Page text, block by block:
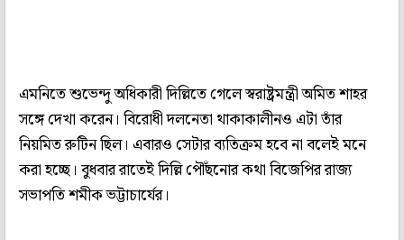
এমনিতে শুভেন্দু অধিকারী দিল্লিতে গেলে স্বরাষ্ট্রমন্ত্রী অমিত শাহর
সঙ্গে দেখা করেন। বিরোধী দলনেতা থাকাকালীনও এটা তাঁর
নিয়মিত রুটিন ছিল। এবারও সেটার ব্যতিক্রম হবে না বলেই মনে
করা হচ্ছে। বুধবার রাতেই দিল্লি পৌঁছনোর কথা বিজেপির রাজ্য
সভাপতি শমীক ভট্টাচার্যের।